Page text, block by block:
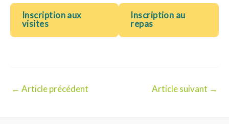
Inscription aux
visites
Inscription au
repas
← Article précédent Article suivant →